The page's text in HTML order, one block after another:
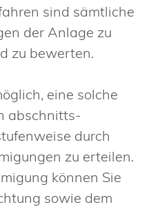
sind sämtliche
der Anlage zu
zu bewerten.
eine solche
abschnitts-
durch
zu erteilen.
können Sie
sowie dem